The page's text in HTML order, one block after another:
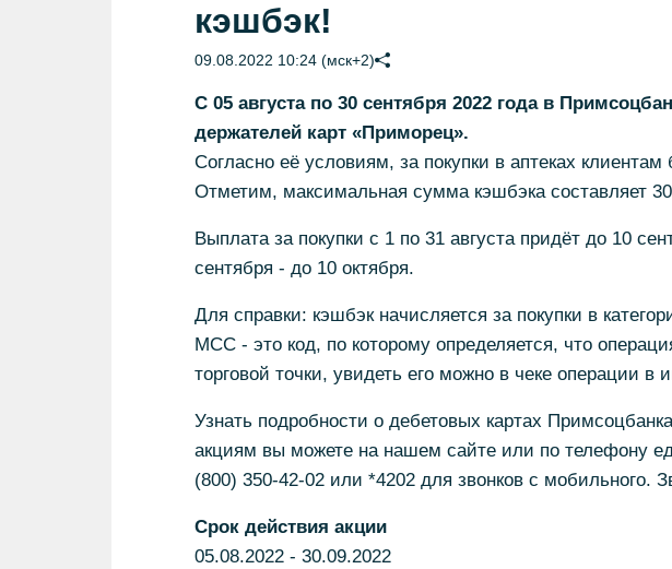
кэшбэк!
09.08.2022 10:24 (мск+2)
С 05 августа по 30 сентября 2022 года в
держателей карт «Приморец».
Согласно её условиям, за покупки в аптеках клиентам
Отметим, максимальная сумма кэшбэка составляет
Выплата за покупки с 1 по 31 августа придёт до 10
сентября - до 10 октября.
Для справки: кэшбэк начисляется за покупки в
MCC - это код, по которому определяется, что
торговой точки, увидеть его можно в чеке операции в
Узнать подробности о дебетовых картах
акциям вы можете на нашем сайте или по телефону
(800) 350-42-02 или *4202 для звонков с мобильного.
Срок действия акции
05.08.2022 - 30.09.2022